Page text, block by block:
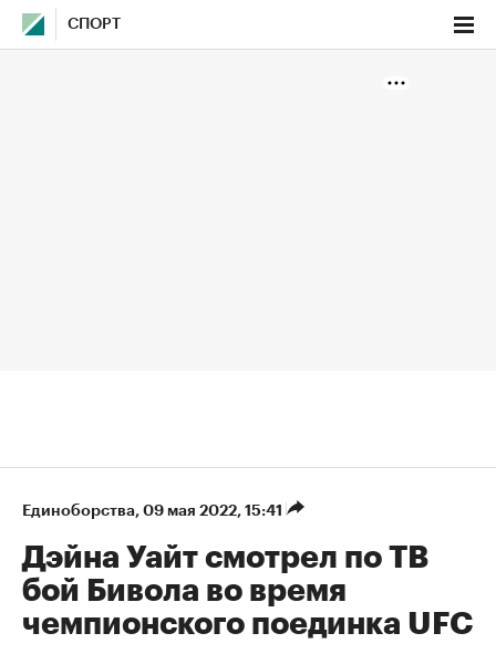
СПОРТ
Единоборства⁠, 09 мая 2022, 15:41
Дэйна Уайт смотрел по ТВ
бой Бивола во время
чемпионского поединка UFC